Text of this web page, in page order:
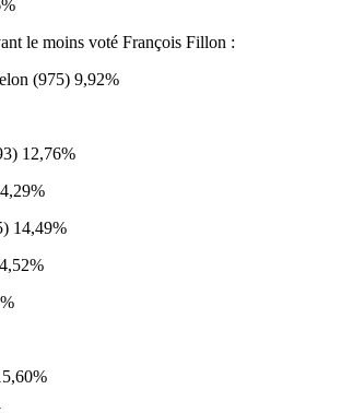
le moins voté François Fillon :
(975) 9,92%
12,76%
14,49%